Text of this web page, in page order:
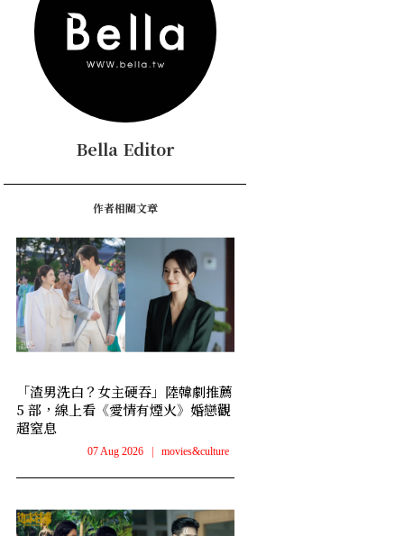
Bella Editor
作者相關文章
「渣男洗白？女主硬吞」陸韓劇推薦
5 部，線上看《愛情有煙火》婚戀觀
超窒息
07 Aug 2026 | movies&culture